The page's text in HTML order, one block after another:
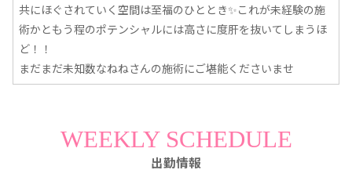
共にほぐされていく空間は至福のひととき✨これが未経験の施
術かともう程のポテンシャルには高さに度肝を抜いてしまうほ
ど！！
まだまだ未知数なねねさんの施術にご堪能くださいませ
WEEKLY SCHEDULE
出勤情報